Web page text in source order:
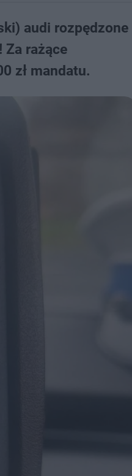
audi rozpędzone
rażące
zł mandatu.